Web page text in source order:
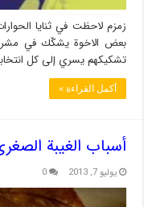
زمزم لاحظت في ثنايا
بعض الاخوة يشكّك في
تشكيكهم يسري إلى كل
أكمل القراءة »
أسباب الغيبة
يوليو 7, 2013 0